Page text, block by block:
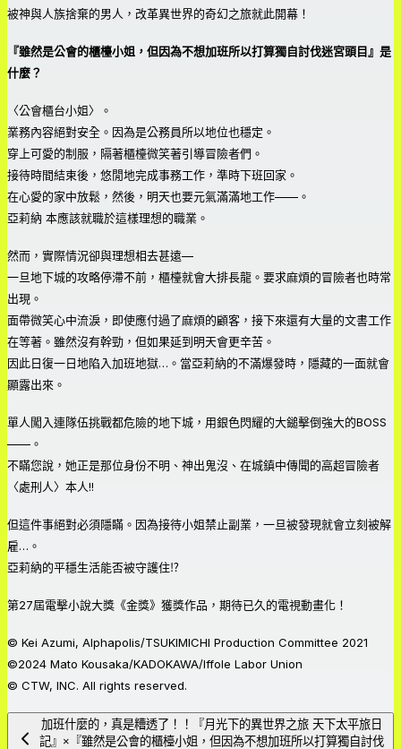
被神與人族捨棄的男人，改革異世界的奇幻之旅就此開幕！
『雖然是公會的櫃檯小姐，但因為不想加班所以打算獨自討伐迷宮頭目』是
什麼？
〈公會櫃台小姐〉。
業務內容絕對安全。因為是公務員所以地位也穩定。
穿上可愛的制服，隔著櫃檯微笑著引導冒險者們。
接待時間結束後，悠閒地完成事務工作，準時下班回家。
在心愛的家中放鬆，然後，明天也要元氣滿滿地工作——。
亞莉納 本應該就職於這樣理想的職業。
然而，實際情況卻與理想相去甚遠—
一旦地下城的攻略停滯不前，櫃檯就會大排長龍。要求麻煩的冒險者也時常
出現。
面帶微笑心中流淚，即使應付過了麻煩的顧客，接下來還有大量的文書工作
在等著。雖然沒有幹勁，但如果延到明天會更辛苦。
因此日復一日地陷入加班地獄…。當亞莉納的不滿爆發時，隱藏的一面就會
顯露出來。
單人闖入連隊伍挑戰都危險的地下城，用銀色閃耀的大鎚擊倒強大的BOSS
——。
不瞞您說，她正是那位身份不明、神出鬼沒、在城鎮中傳聞的高超冒險者
〈處刑人〉本人!!
但這件事絕對必須隱瞞。因為接待小姐禁止副業，一旦被發現就會立刻被解
雇…。
亞莉納的平穩生活能否被守護住⁉
第27屆電擊小說大獎《金獎》獲獎作品，期待已久的電視動畫化！
© Kei Azumi, Alphapolis/TSUKIMICHI Production Committee 2021
©2024 Mato Kousaka/KADOKAWA/Iffole Labor Union
© CTW, INC. All rights reserved.
加班什麼的，真是糟透了！！『月光下的異世界之旅 天下太平旅日
記』×『雖然是公會的櫃檯小姐，但因為不想加班所以打算獨自討伐